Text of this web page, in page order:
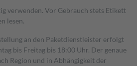
verwenden. Vor Gebrauch stets Etikett
lesen.
an den Paketdienstleister erfolgt
bis Freitag bis 18:00 Uhr. Der genaue
Region und in Abhängigkeit der